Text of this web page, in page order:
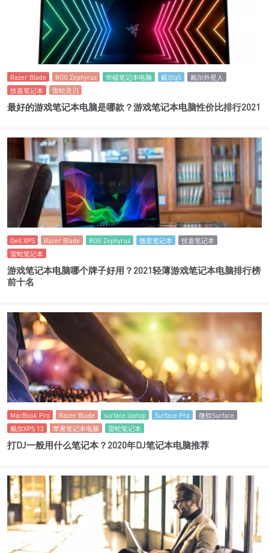
Razer Blade ROG Zephyrus 华硕笔记本电脑 戴尔g5
戴尔外星人
技嘉笔记本
雷蛇灵刃
最好的游戏笔记本电脑是哪款？游戏笔记本电脑性价比排行2021
Dell XPS Razer Blade ROG Zephyrus 微星笔记本
技嘉笔记本
雷蛇笔记本
游戏笔记本电脑哪个牌子好用？2021轻薄游戏笔记本电脑排行榜
前十名
MacBook Pro Razer Blade surface laptop Surface Pro
微软Surface
戴尔XPS 13
苹果笔记本电脑 雷蛇笔记本
打DJ一般用什么笔记本？2020年DJ笔记本电脑推荐